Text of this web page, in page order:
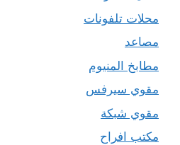
محلات تلفونات
مصاعد
مطابخ المنيوم
مقوي سيرفس
مقوي شبكة
مكتب افراح